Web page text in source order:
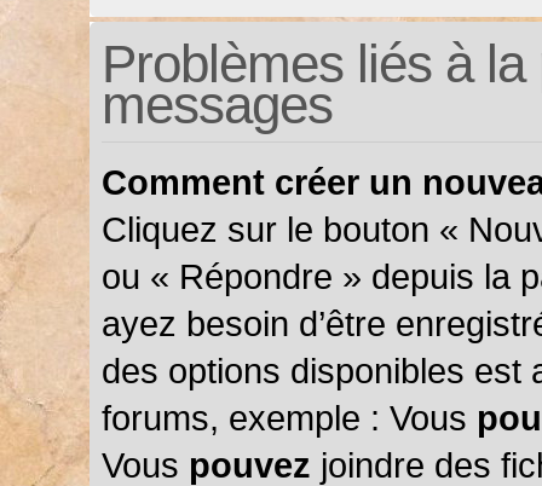
Problèmes liés à
messages
Comment créer un
Cliquez sur le bouton «
ou « Répondre » depuis la
ayez besoin d’être
des options disponibles est
forums, exemple : Vous
Vous pouvez joindre des